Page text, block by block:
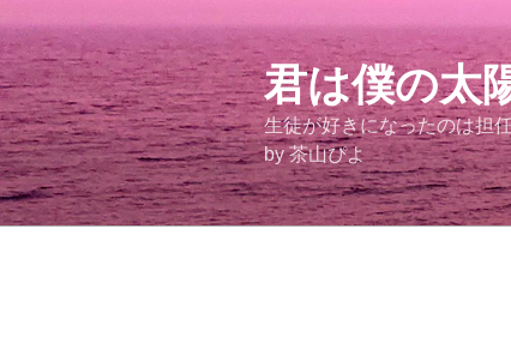
ン
テ
ン
ツ
へ
ス
キ
君は僕の太
生徒が好きになったのは
by 茶山ぴよ